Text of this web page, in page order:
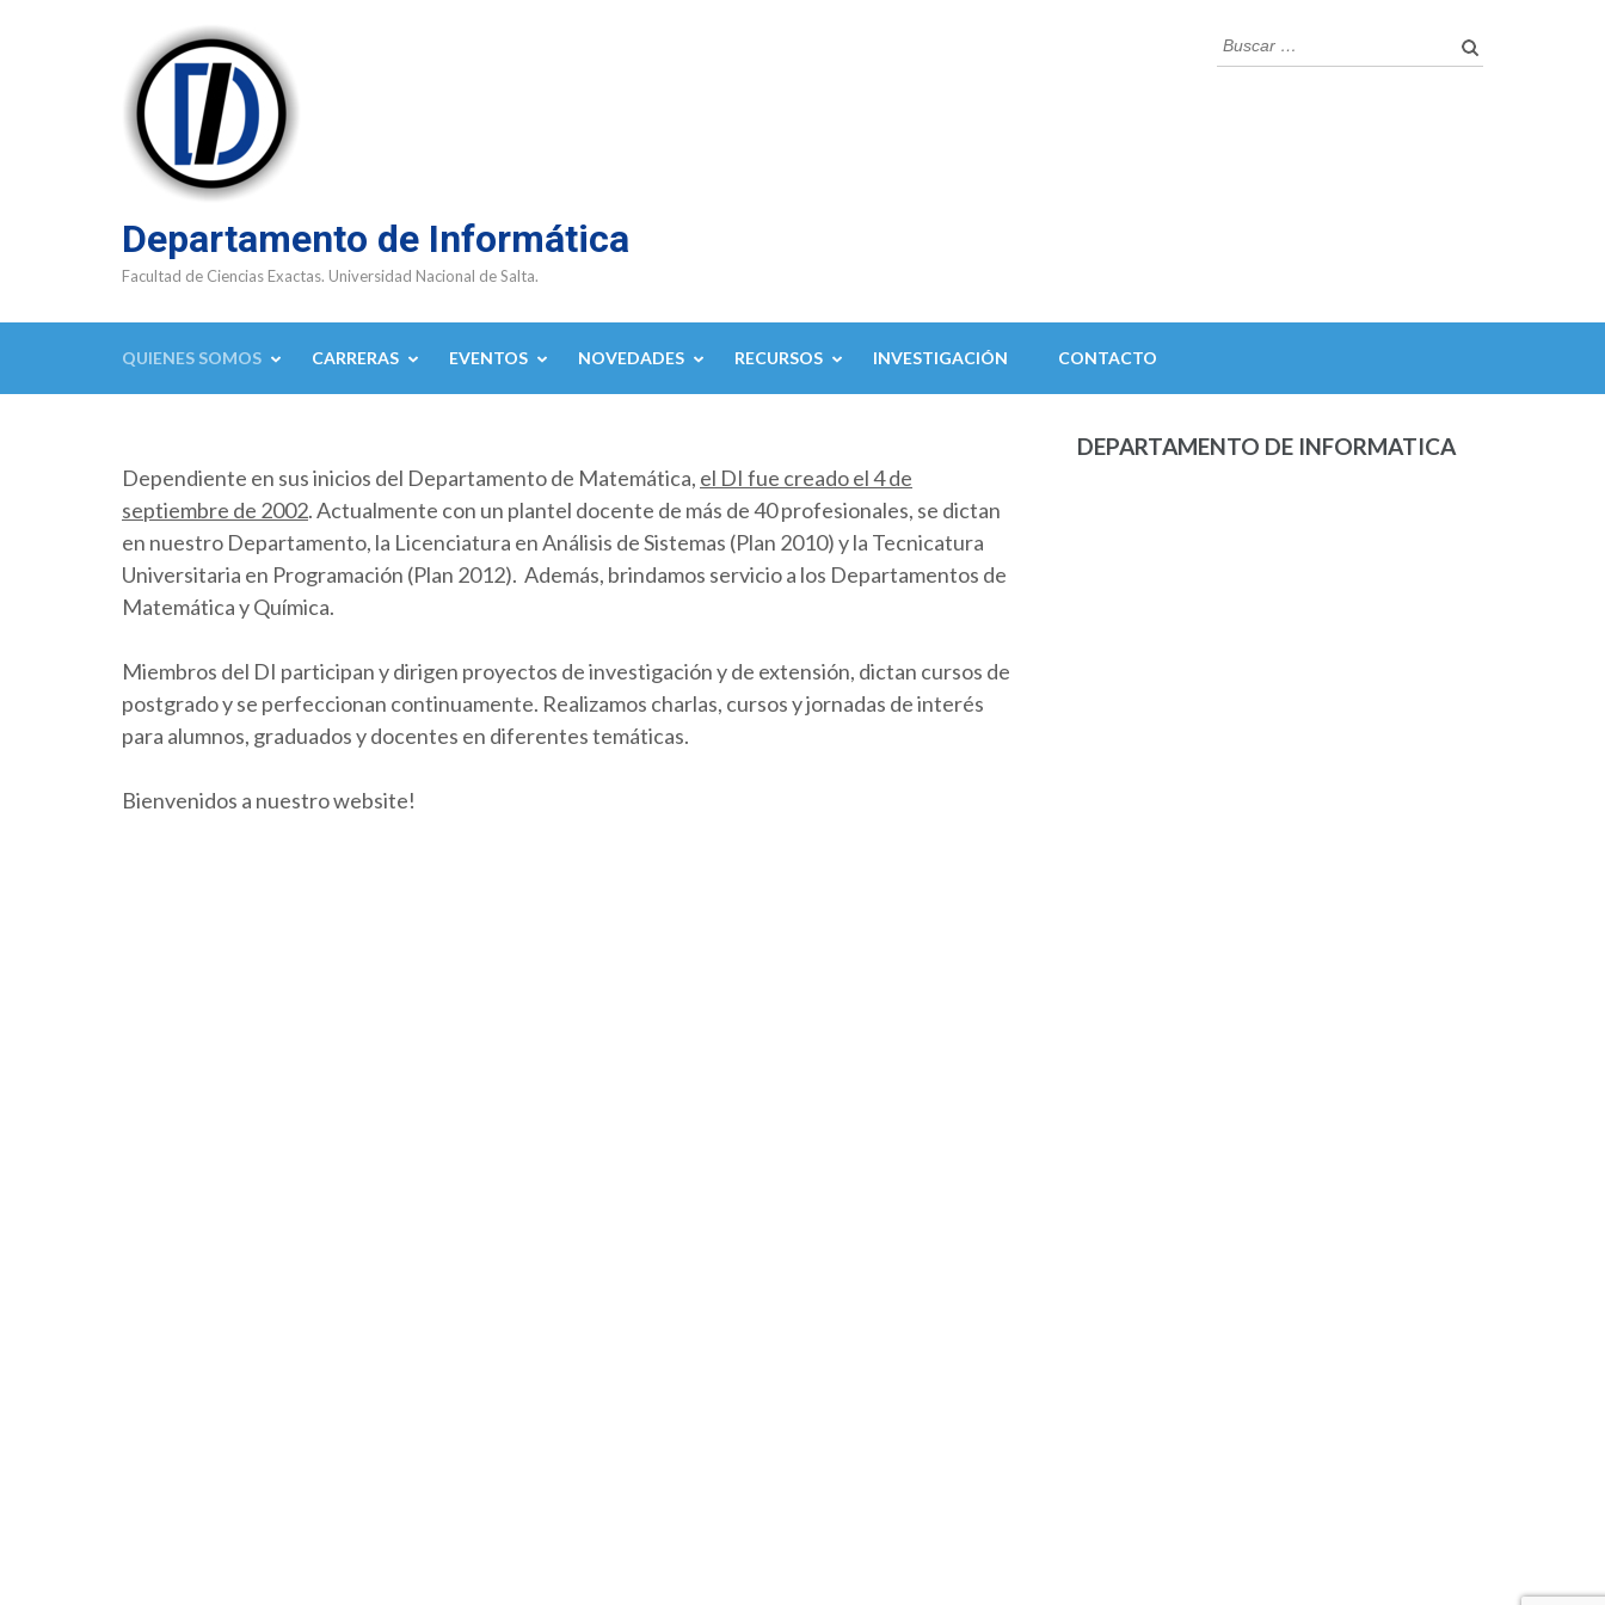
Departamento de Informática
Facultad de Ciencias Exactas. Universidad Nacional de Salta.
Buscar:
QUIENES SOMOS CARRERAS EVENTOS NOVEDADES RECURSOS INVESTIGACIÓN CONTACTO
Dependiente en sus inicios del Departamento de Matemática, el DI fue creado el 4 de
septiembre de 2002. Actualmente con un plantel docente de más de 40 profesionales, se dictan
en nuestro Departamento, la Licenciatura en Análisis de Sistemas (Plan 2010) y la Tecnicatura
Universitaria en Programación (Plan 2012). Además, brindamos servicio a los Departamentos de
Matemática y Química.
Miembros del DI participan y dirigen proyectos de investigación y de extensión, dictan cursos de
postgrado y se perfeccionan continuamente. Realizamos charlas, cursos y jornadas de interés
para alumnos, graduados y docentes en diferentes temáticas.
Bienvenidos a nuestro website!
DEPARTAMENTO DE INFORMATICA